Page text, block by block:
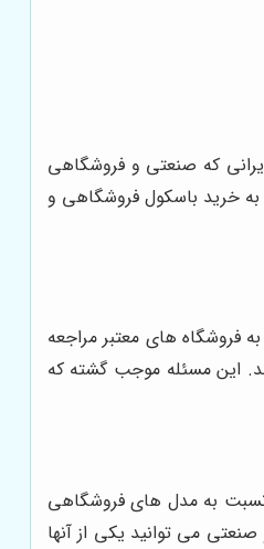
که صنعتی و فروشگاهی
به خرید باسکول فروشگاهی و
فروشگاه های معتبر مراجعه
این مسئله موجب گشته که
نسبت به مدل های فروشگاهی
می توانید یکی از آنها